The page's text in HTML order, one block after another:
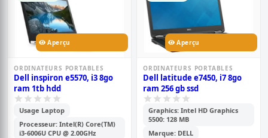
Aperçu
ORDINATEURS PORTABLES
Dell inspiron e5570, i3 8go
ram 1tb hdd
Usage Laptop
Processeur: Intel(R) Core(TM)
i3-6006U CPU @ 2.00GHz
Aperçu
ORDINATEURS PORTABLES
Dell latitude e7450, i7 8go
ram 256 gb ssd
Graphics: Intel HD Graphics
5500: 128 MB
Marque: DELL